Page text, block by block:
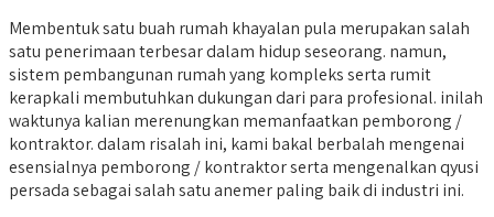
Membentuk satu buah rumah khayalan pula merupakan salah
satu penerimaan terbesar dalam hidup seseorang. namun,
sistem pembangunan rumah yang kompleks serta rumit
kerapkali membutuhkan dukungan dari para profesional. inilah
waktunya kalian merenungkan memanfaatkan pemborong /
kontraktor. dalam risalah ini, kami bakal berbalah mengenai
esensialnya pemborong / kontraktor serta mengenalkan qyusi
persada sebagai salah satu anemer paling baik di industri ini.